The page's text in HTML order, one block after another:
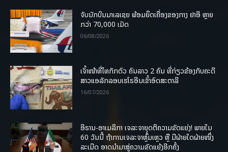
ຈັບນັກບິນມາເລເຊຍ ພ້ອມຍຶດເຄື່ອງຂອງກາງ ຢາອີ ຫຼາຍ
ກວ່າ 70,000 ເມັດ
06/08/2026
ເຈົ້າໜ້າທີ່ໄທກັກຕົວ ຄົນລາວ 2 ຄົນ ທີ່ກ່ຽວຂ້ອງກັບຄະດີ
ສາວແອລັກລອບເຮໂຣອີນເຂົ້າອົດສະຕາລີ
16/07/2026
ອີຣານ-ອາເມລິກາ ເຈລະຈາຍຸດຕິຄວາມຂັດແຍ່ງ! ພາຍໃນ
60 ວັນນີ້ ຖ້າການເຈລະຈາຫຼົ້ມເຫຼວ ຫຼື ມີຝ່າຍໃດຝ່າຍໜຶ່ງ
ລະເມີດ ອາດນໍາມາສູ່ຄວາມຂັດແຍ້ງອີກຄັ້ງ